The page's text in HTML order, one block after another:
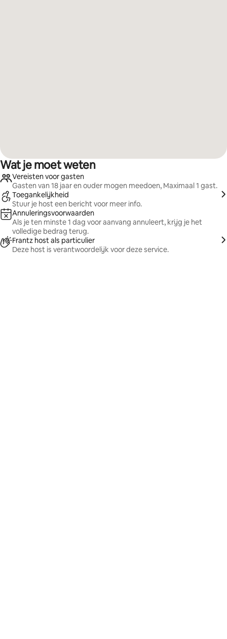
Wat je moet weten
Vereisten voor gasten
Gasten van 18 jaar en ouder mogen meedoen, Maximaal 1 gast.
Toegankelijkheid
Stuur je host een bericht voor meer info.
Annuleringsvoorwaarden
Als je ten minste 1 dag voor aanvang annuleert, krijg je het
volledige bedrag terug.
Frantz host als particulier
Deze host is verantwoordelijk voor deze service.